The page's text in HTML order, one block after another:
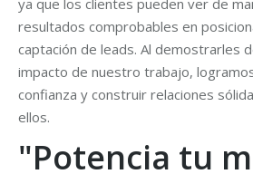
ya que los clientes pueden ver de
resultados comprobables en
captación de leads. Al demostrarles
impacto de nuestro trabajo,
confianza y construir relaciones
ellos.
"Potencia tu